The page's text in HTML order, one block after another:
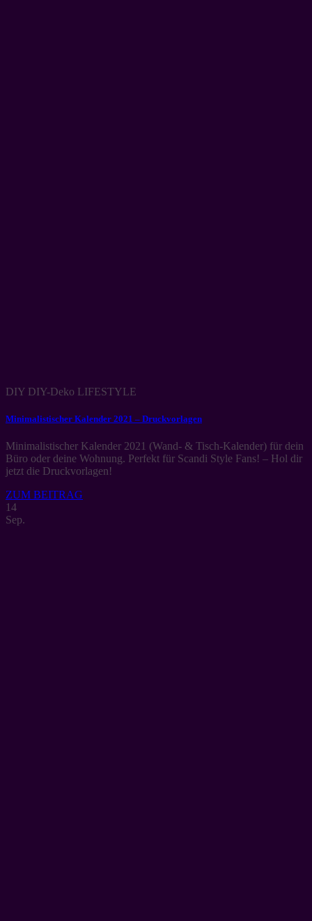
DIY DIY-Deko LIFESTYLE
Minimalistischer Kalender 2021 – Druckvorlagen
Minimalistischer Kalender 2021 (Wand- & Tisch-Kalender) für dein
Büro oder deine Wohnung. Perfekt für Scandi Style Fans! – Hol dir
jetzt die Druckvorlagen!
ZUM BEITRAG
14
Sep.